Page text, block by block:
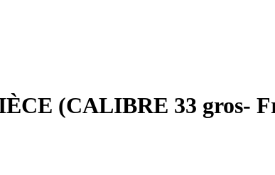
(CALIBRE 33 gros-